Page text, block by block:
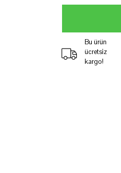
Bu ürün
ücretsiz
kargo!